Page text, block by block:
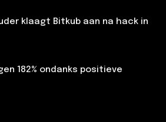
klaagt Bitkub aan na hack in
182% ondanks positieve